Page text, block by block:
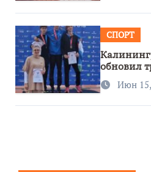
СПОРТ
обновил
Июн